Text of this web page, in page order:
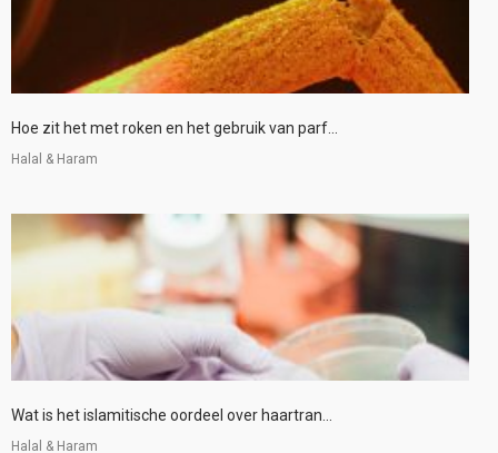
Hoe zit het met roken en het gebruik van parf...
Halal & Haram
Wat is het islamitische oordeel over haartran...
Halal & Haram